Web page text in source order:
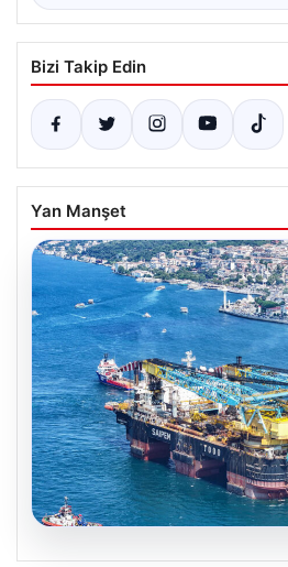
Bizi Takip Edin
Yan Manşet